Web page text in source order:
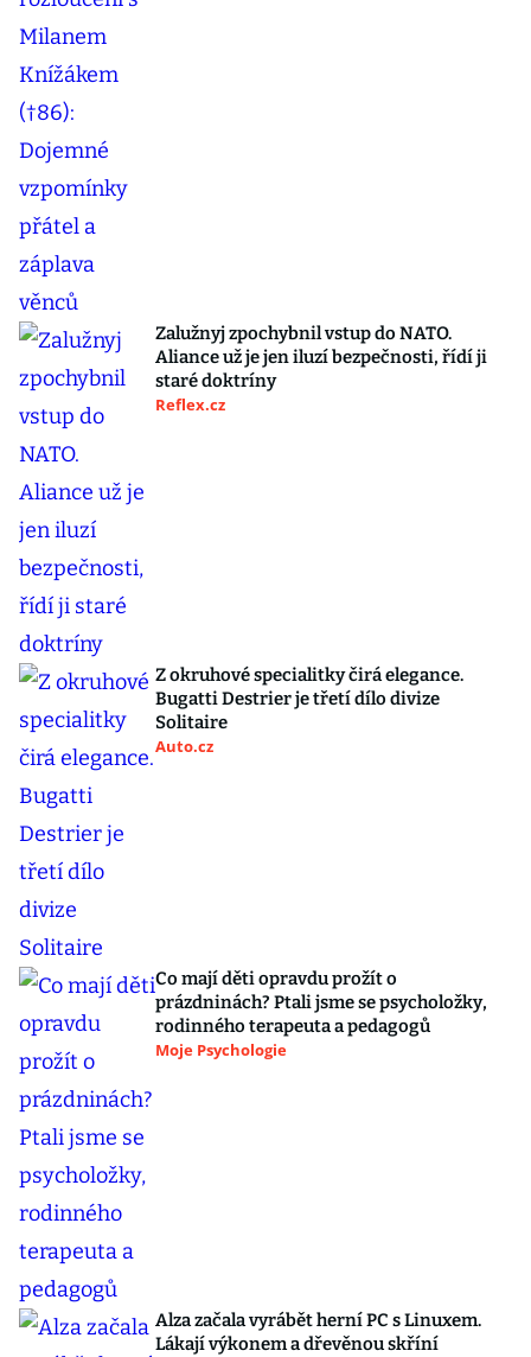
Zalužnyj zpochybnil vstup do NATO.
Aliance už je jen iluzí bezpečnosti, řídí ji
staré doktríny
Reflex.cz
Z okruhové specialitky čirá elegance.
Bugatti Destrier je třetí dílo divize
Solitaire
Auto.cz
Co mají děti opravdu prožít o
prázdninách? Ptali jsme se psycholožky,
rodinného terapeuta a pedagogů
Moje Psychologie
Alza začala vyrábět herní PC s Linuxem.
Lákají výkonem a dřevěnou skříní